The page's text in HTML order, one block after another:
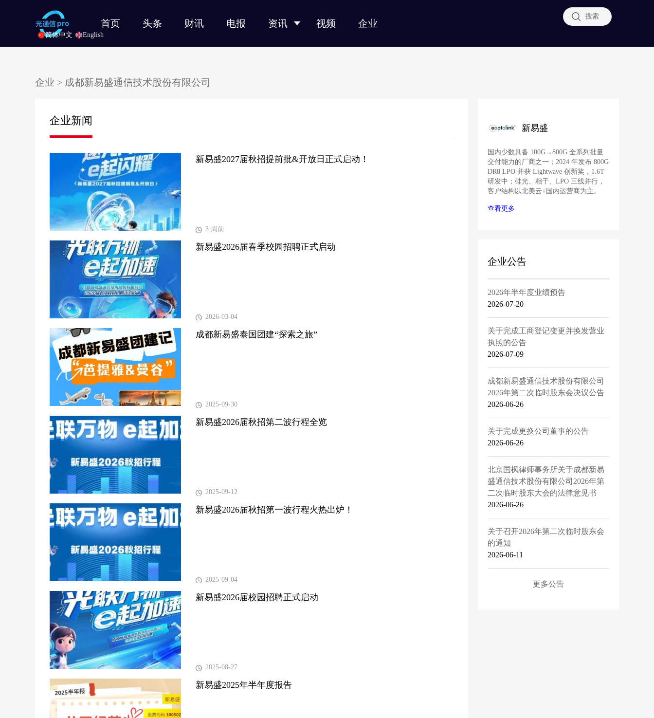
首页 头条 财讯 电报 资讯 视频 企业
搜索
企业 > 成都新易盛通信技术股份有限公司
企业新闻
新易盛2027届秋招提前批&开放日正式启动！
3 周前
新易盛2026届春季校园招聘正式启动
2026-03-04
成都新易盛泰国团建“探索之旅”
2025-09-30
新易盛2026届秋招第二波行程全览
2025-09-12
新易盛2026届秋招第一波行程火热出炉！
2025-09-04
新易盛2026届校园招聘正式启动
2025-08-27
新易盛2025年半年度报告
新易盛
国内少数具备 100G→800G 全系列批量
交付能力的厂商之一；2024 年发布 800G
DR8 LPO 并获 Lightwave 创新奖，1.6T
研发中；硅光、相干、LPO 三线并行，
客户结构以北美云+国内运营商为主。
查看更多
企业公告
2026年半年度业绩预告
2026-07-20
关于完成工商登记变更并换发营业
执照的公告
2026-07-09
成都新易盛通信技术股份有限公司
2026年第二次临时股东会决议公告
2026-06-26
关于完成更换公司董事的公告
2026-06-26
北京国枫律师事务所关于成都新易
盛通信技术股份有限公司2026年第
二次临时股东大会的法律意见书
2026-06-26
关于召开2026年第二次临时股东会
的通知
2026-06-11
更多公告
简体中文 English